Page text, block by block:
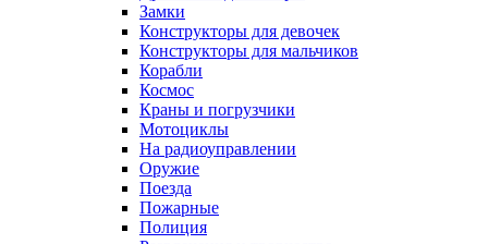
Замки
Конструкторы для девочек
Конструкторы для мальчиков
Корабли
Космос
Краны и погрузчики
Мотоциклы
На радиоуправлении
Оружие
Поезда
Пожарные
Полиция